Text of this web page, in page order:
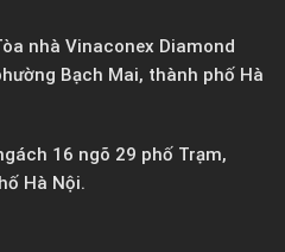
nhà Vinaconex Diamond
Bạch Mai, thành phố Hà
16 ngõ 29 phố Trạm,
Hà Nội.